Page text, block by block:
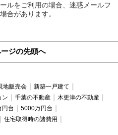
ルをご利用の場合、迷惑メールフ
合があります。
ジの先頭へ
地販売会
新築一戸建て
ン 千葉の不動産
木更津の不動産
円台
5000万円台
住宅取得時の諸費用